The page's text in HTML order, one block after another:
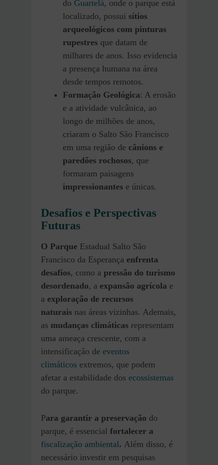
do Guartelá, onde o parque está
localizado, possui sítios
arqueológicos com pinturas
rupestres que datam de
milhares de anos. Isso evidencia
a presença humana na área
desde tempos remotos.
Formação Geológica: A erosão
e a atividade vulcânica, ao
longo de milhões de anos,
criaram o Salto São Francisco
em uma região de cânions e
paredões rochosos, que
formaram paisagens
impressionantes e únicas.
Desafios e Perspectivas
Futuras
O Parque Estadual Salto São
Francisco da Esperança enfrenta
desafios, como a pressão do turismo
desordenado, a expansão agrícola e
a exploração de recursos
naturais nas áreas vizinhas. Ademais,
as mudanças climáticas representam
uma ameaça crescente, com a
intensificação de eventos
climáticos extremos, que podem
afetar a estabilidade dos ecossistemas
do parque.
Para garantir a preservação do
parque, é essencial fortalecer a
fiscalização ambiental. Além disso, é
necessário investir em pesquisas